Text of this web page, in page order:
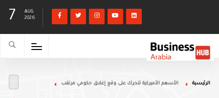
7
AUG
2026
الرئيسية الأسهم الأميركية تتحرك على وقع إغلاق حكومي مرتقب